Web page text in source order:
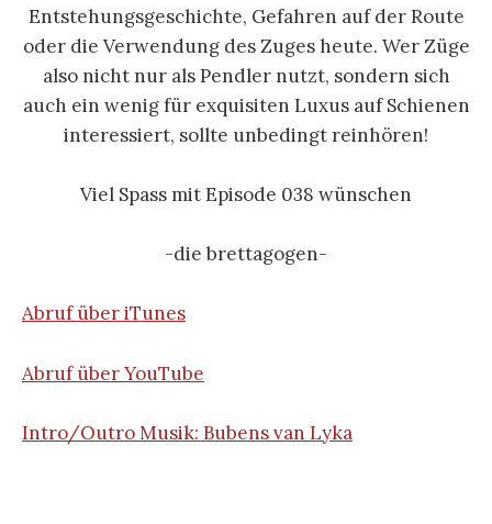
Entstehungsgeschichte, Gefahren auf der Route
oder die Verwendung des Zuges heute. Wer Züge
also nicht nur als Pendler nutzt, sondern sich
auch ein wenig für exquisiten Luxus auf Schienen
interessiert, sollte unbedingt reinhören!
Viel Spass mit Episode 038 wünschen
-die brettagogen-
Abruf über iTunes
Abruf über YouTube
Intro/Outro Musik: Bubens van Lyka